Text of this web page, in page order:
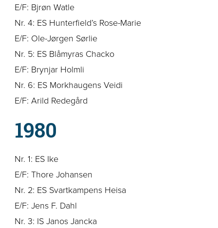
E/F: Bjrøn Watle
Nr. 4: ES Hunterfield’s Rose-Marie
E/F: Ole-Jørgen Sørlie
Nr. 5: ES Blåmyras Chacko
E/F: Brynjar Holmli
Nr. 6: ES Morkhaugens Veidi
E/F: Arild Redegård
1980
Nr. 1: ES Ike
E/F: Thore Johansen
Nr. 2: ES Svartkampens Heisa
E/F: Jens F. Dahl
Nr. 3: IS Janos Jancka